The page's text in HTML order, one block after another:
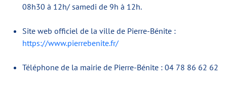
08h30 à 12h/ samedi de 9h à 12h.
Site web officiel de la ville de Pierre-Bénite :
https://www.pierrebenite.fr/
Téléphone de la mairie de Pierre-Bénite : 04 78 86 62 62